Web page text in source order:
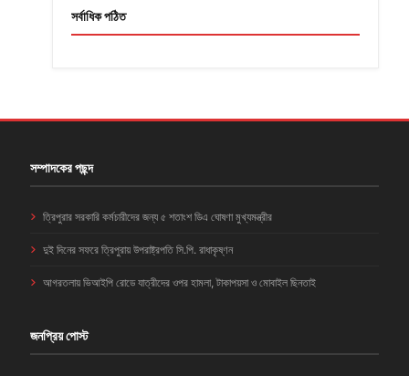
সর্বাধিক পঠিত
সম্পাদকের পছন্দ
ত্রিপুরার সরকারি কর্মচারীদের জন্য ৫ শতাংশ ডিএ ঘোষণা মুখ্যমন্ত্রীর
দুই দিনের সফরে ত্রিপুরায় উপরাষ্ট্রপতি সি.পি. রাধাকৃষ্ণন
আগরতলায় ভিআইপি রোডে যাত্রীদের ওপর হামলা, টাকাপয়সা ও মোবাইল ছিনতাই
জনপ্রিয় পোস্ট